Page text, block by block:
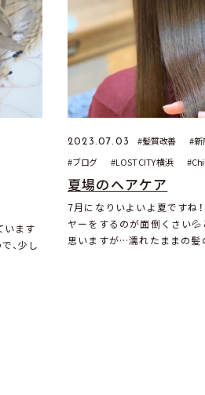
います
、少し
2023.07.03 髪質改善 新
ブログ
LOST CITY 横浜
夏場のヘアケア
7月になりいよいよ夏ですね
ヤーをするのが面倒くさい
思いますが…濡れたままの